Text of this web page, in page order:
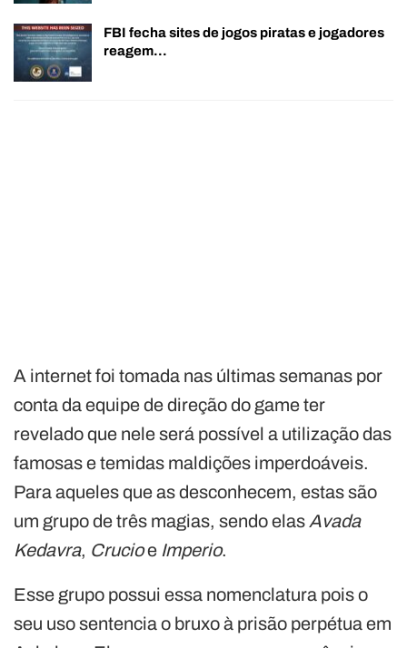
FBI fecha sites de jogos piratas e jogadores
reagem…
A internet foi tomada nas últimas semanas por
conta da equipe de direção do game ter
revelado que nele será possível a utilização das
famosas e temidas maldições imperdoáveis.
Para aqueles que as desconhecem, estas são
um grupo de três magias, sendo elas Avada
Kedavra, Crucioe Imperio.
Esse grupo possui essa nomenclatura pois o
seu uso sentencia o bruxo à prisão perpétua em